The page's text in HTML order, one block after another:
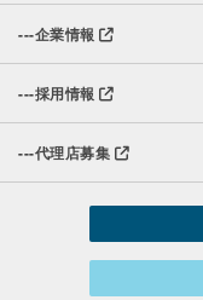
---企業情報
---採用情報
---代理店募集